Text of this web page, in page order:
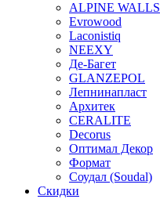
ALPINE WALLS
Evrowood
Laconistiq
NEEXY
Де-Багет
GLANZEPOL
Лепнинапласт
Архитек
CERALITE
Decorus
Оптимал Декор
Формат
Соудал (Soudal)
Скидки